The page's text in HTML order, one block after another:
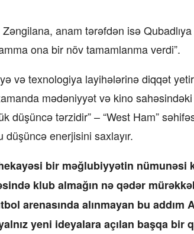
anam tərəfdən isə Qubadlıya
ona bir növ tamamlanma verdi”.
və texnologiya layihələrinə diqqət
mədəniyyət və kino sahəsindəki
düşüncə tərzidir” – “West Ham”
enerjisini saxlayır.
bir məğlubiyyətin nümunəsi
klub almağın nə qədər
arenasında alınmayan bu addım
yeni ideyalara açılan başqa bir